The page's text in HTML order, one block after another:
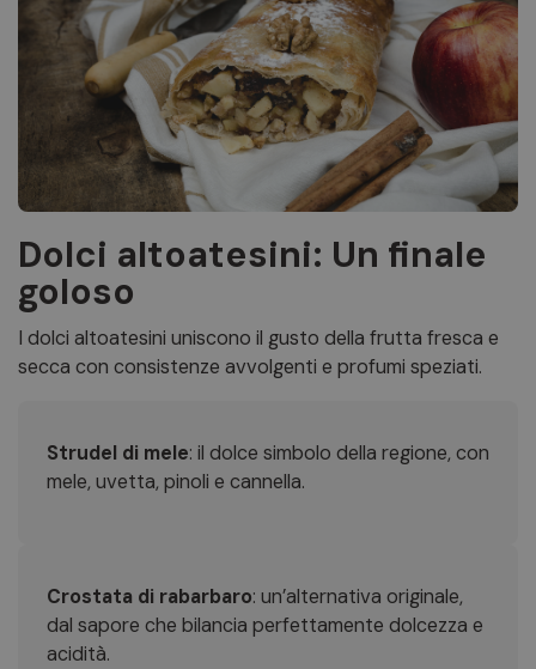
Dolci altoatesini: Un finale
goloso
I dolci altoatesini uniscono il gusto della frutta fresca e
secca con consistenze avvolgenti e profumi speziati.
Strudel di mele: il dolce simbolo della regione, con
mele, uvetta, pinoli e cannella.
Crostata di rabarbaro: un’alternativa originale,
dal sapore che bilancia perfettamente dolcezza e
acidità.